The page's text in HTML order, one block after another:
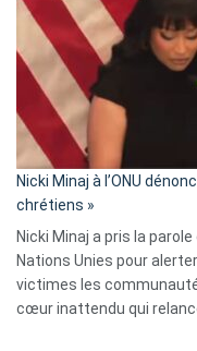
Nicki Minaj à l’ONU
chrétiens »
Nicki Minaj a pris la
Nations Unies pour
victimes les
cœur inattendu qui